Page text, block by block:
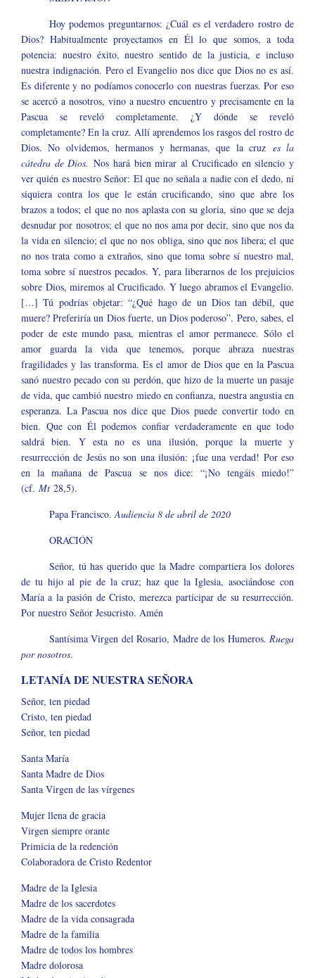
Hoy podemos preguntarnos: ¿Cuál es el verdadero rostro de
Dios? Habitualmente proyectamos en Él lo que somos, a toda
potencia: nuestro éxito, nuestro sentido de la justicia, e incluso
nuestra indignación. Pero el Evangelio nos dice que Dios no es así.
Es diferente y no podíamos conocerlo con nuestras fuerzas. Por eso
se acercó a nosotros, vino a nuestro encuentro y precisamente en la
Pascua se reveló completamente. ¿Y dónde se reveló
completamente? En la cruz. Allí aprendemos los rasgos del rostro de
Dios. No olvidemos, hermanos y hermanas, que la cruz es la
cátedra de Dios. Nos hará bien mirar al Crucificado en silencio y
ver quién es nuestro Señor: El que no señala a nadie con el dedo, ni
siquiera contra los que le están crucificando, sino que abre los
brazos a todos; el que no nos aplasta con su gloria, sino que se deja
desnudar por nosotros; el que no nos ama por decir, sino que nos da
la vida en silencio; el que no nos obliga, sino que nos libera; el que
no nos trata como a extraños, sino que toma sobre sí nuestro mal,
toma sobre sí nuestros pecados. Y, para liberarnos de los prejuicios
sobre Dios, miremos al Crucificado. Y luego abramos el Evangelio.
[…] Tú podrías objetar: “¿Qué hago de un Dios tan débil, que
muere? Preferiría un Dios fuerte, un Dios poderoso”. Pero, sabes, el
poder de este mundo pasa, mientras el amor permanece. Sólo el
amor guarda la vida que tenemos, porque abraza nuestras
fragilidades y las transforma. Es el amor de Dios que en la Pascua
sanó nuestro pecado con su perdón, que hizo de la muerte un pasaje
de vida, que cambió nuestro miedo en confianza, nuestra angustia en
esperanza. La Pascua nos dice que Dios puede convertir todo en
bien. Que con Él podemos confiar verdaderamente en que todo
saldrá bien. Y esta no es una ilusión, porque la muerte y
resurrección de Jesús no son una ilusión: ¡fue una verdad! Por eso
en la mañana de Pascua se nos dice: “¡No tengáis miedo!”
(cf. Mt 28,5).
Papa Francisco. Audiencia 8 de abril de 2020
ORACIÓN
Señor, tú has querido que la Madre compartiera los dolores
de tu hijo al pie de la cruz; haz que la Iglesia, asociándose con
María a la pasión de Cristo, merezca participar de su resurrección.
Por nuestro Señor Jesucristo. Amén
Santísima Virgen del Rosario, Madre de los Humeros. Ruega
por nosotros.
LETANÍA DE NUESTRA SEÑORA
Señor, ten piedad
Cristo, ten piedad
Señor, ten piedad
Santa María
Santa Madre de Dios
Santa Virgen de las vírgenes
Mujer llena de gracia
Virgen siempre orante
Primicia de la redención
Colaboradora de Cristo Redentor
Madre de la Iglesia
Madre de los sacerdotes
Madre de la vida consagrada
Madre de la familia
Madre de todos los hombres
Madre dolorosa